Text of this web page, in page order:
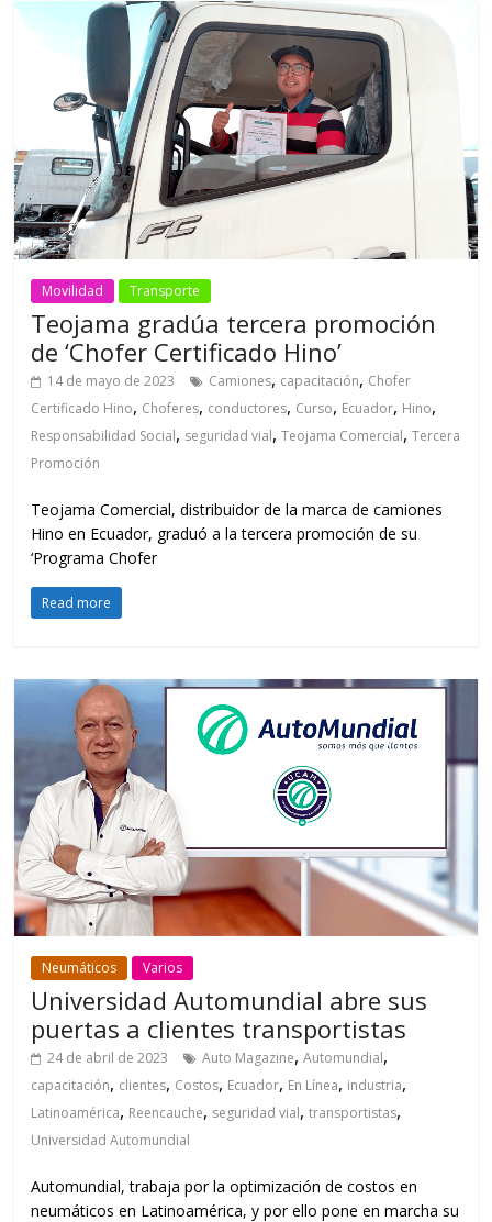
Movilidad Transporte
Teojama gradúa tercera promoción
de ‘Chofer Certificado Hino’
14 de mayo de 2023 Camiones, capacitación, Chofer
Certificado Hino, Choferes, conductores, Curso, Ecuador, Hino,
Responsabilidad Social, seguridad vial,Teojama Comercial,Tercera
Promoción
Teojama Comercial, distribuidor de la marca de camiones
Hino en Ecuador, graduó a la tercera promoción de su
‘Programa Chofer
Read more
Neumáticos Varios
Universidad Automundial abre sus
puertas a clientes transportistas
24 de abril de 2023 Auto Magazine,Automundial,
capacitación, clientes, Costos, Ecuador, En Línea, industria,
Latinoamérica, Reencauche, seguridad vial,transportistas,
Universidad Automundial
Automundial, trabaja por la optimización de costos en
neumáticos en Latinoamérica, y por ello pone en marcha su